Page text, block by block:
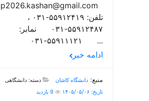
تلفن: ۵۵۹۱۲۴۱۹-۰۳۱ ،
۵۵۹۱۲۴۸۷-۰۳۱ نمابر:
۵۵۹۱۱۱۲۱-۰۳۱ ...
ادامه خبر
منبع:دانشگاه کاشان
دسته: دانشگاهی
تاریخ: ۱۴۰۵/۰۵/۰۶
9 بازدید